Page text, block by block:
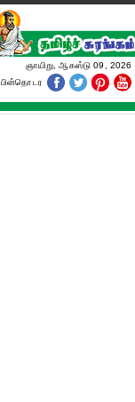
ஞாயிறு, ஆகஸ்டு 09, 2026
பின்தொடர